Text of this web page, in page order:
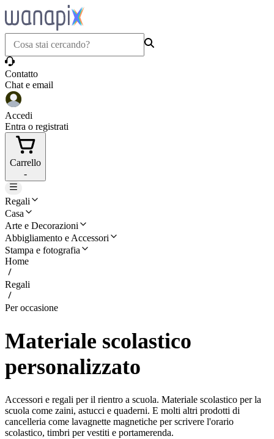
Contatto
Chat e email
Accedi
Entra o registrati
Carrello
-
Regali
Casa
Arte e Decorazioni
Abbigliamento e Accessori
Stampa e fotografia
Home
Regali
Per occasione
Materiale scolastico
personalizzato
Accessori e regali per il rientro a scuola. Materiale scolastico per la
scuola come zaini, astucci e quaderni. E molti altri prodotti di
cancelleria come lavagnette magnetiche per scrivere l'orario
scolastico, timbri per vestiti e portamerenda.